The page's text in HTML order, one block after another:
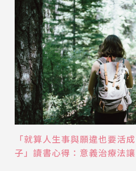
「就算人生事與願違也要活
子」讀書心得：意義治療法